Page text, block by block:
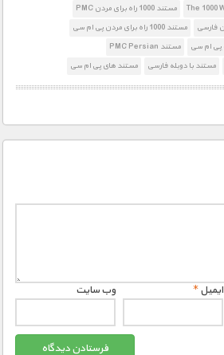
مستند 1000 راه برای مردن PMC
مستند 1000 راه برای مردن پی ام سی
مستند PMC Persian
مستند با دوبله فارسی مستند های پی ام سی
ایمیل* وب‌ سایت